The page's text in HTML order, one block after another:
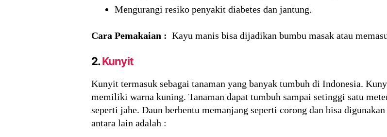
Mengurangi resiko penyakit diabetes dan jantung.
Cara Pemakaian : Kayu manis bisa dijadikan bumbu masak atau
2.Kunyit
Kunyit termasuk sebagai tanaman yang banyak tumbuh di Indonesia.
memiliki warna kuning. Tanaman dapat tumbuh sampai setinggi satu
seperti jahe. Daun berbentu memanjang seperti corong dan bisa
antara lain adalah :